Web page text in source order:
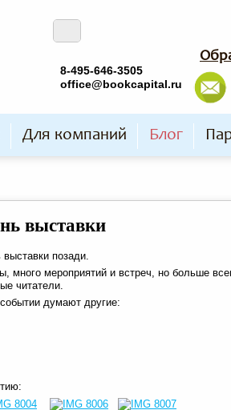
8-495-646-3505
office@bookcapital.ru
Для компаний Блог
выставки
позади.
много мероприятий и встреч, но больше
читатели.
думают другие: